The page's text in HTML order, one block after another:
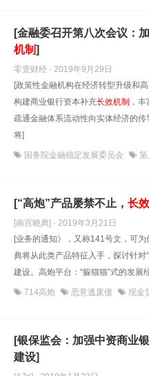
[金融委召开第八次会议：
机制]
零壹财经 · 2019年9月29日
[政策性金融机构在经济转型升级和
构建商业银行资本补充长效机制 ，
疏通金融体系流动性向实体经济的
将]
国务院金融稳定发展委员会 第
[“高炮”产品屡禁不止， 长
[南宫晓典] · 2019年3月21日
[业务的通知》，又称141号文，可
典将从此类产品特征入手，探讨针对
建设。高炮平台：“躲猫猫”式的发展
714高炮 恶意逃废债 现金
[银保监会：加强中资商业
建设]